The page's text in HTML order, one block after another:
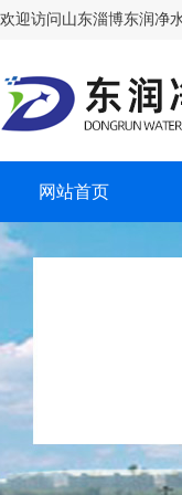
欢迎访问山东淄博东润净
网站首页